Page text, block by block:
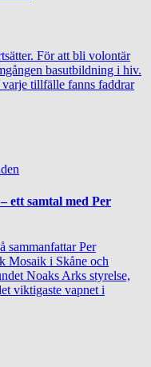
För att bli volontär
basutbildning i hiv.
tillfälle fanns faddrar
ett samtal med Per
sammanfattar Per
Mosaik i Skåne och
Noaks Arks styrelse,
viktigaste vapnet i